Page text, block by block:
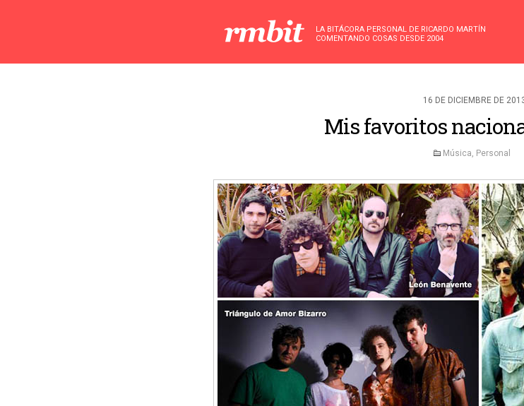
LA BITÁCORA PERSONAL DE RICARDO MARTÍN
COMENTANDO COSAS DESDE 2004
16 DE DICIEMBRE DE
Mis favoritos
Música, Personal